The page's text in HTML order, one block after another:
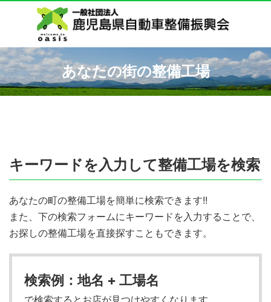
あなたの街の整備工場
キーワードを入力して整備工場を検索
あなたの町の整備工場を簡単に検索できます!!
また、下の検索フォームにキーワードを入力することで、
お探しの整備工場を直接探すこともできます。
検索例：地名 + 工場名
で検索するとお店が見つけやすくなります。